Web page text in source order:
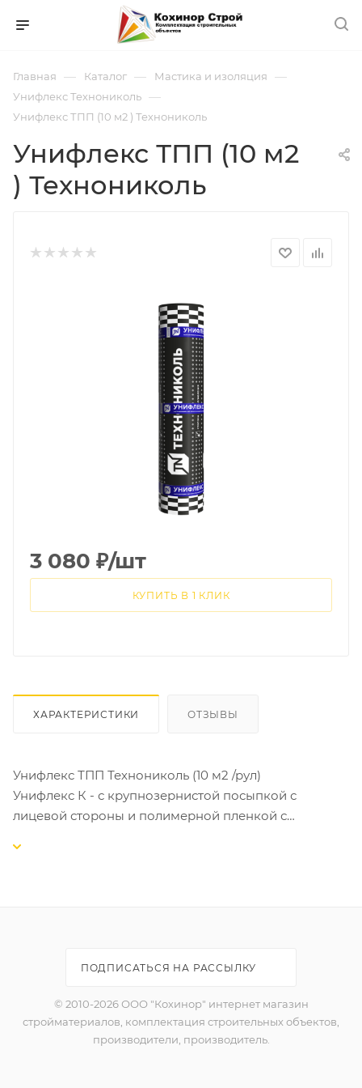
Главная — Каталог — Мастика и изоляция —
Унифлекс Технониколь —
Унифлекс ТПП (10 м2 ) Технониколь
Унифлекс ТПП (10 м2
) Технониколь
3 080 ₽/шт
КУПИТЬ В 1 КЛИК
ХАРАКТЕРИСТИКИ ОТЗЫВЫ
Унифлекс ТПП Технониколь (10 м2 /рул)
Унифлекс К - с крупнозернистой посыпкой с
лицевой стороны и полимерной пленкой с
Унифлекс получают путем двустороннего нанесения
на стекловолокнистую или полиэфирную основу
битумно-полимерного вяжущего, состоящего из
ПОДПИСАТЬСЯ НА РАССЫЛКУ
© 2010-2026 ООО "Кохинор" интернет магазин
стройматериалов, комплектация строительных объектов,
производители, производитель.